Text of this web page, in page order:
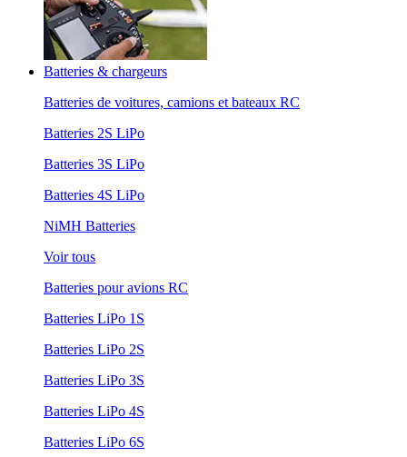
Batteries & chargeurs
Batteries de voitures, camions et bateaux RC
Batteries 2S LiPo
Batteries 3S LiPo
Batteries 4S LiPo
NiMH Batteries
Voir tous
Batteries pour avions RC
Batteries LiPo 1S
Batteries LiPo 2S
Batteries LiPo 3S
Batteries LiPo 4S
Batteries LiPo 6S